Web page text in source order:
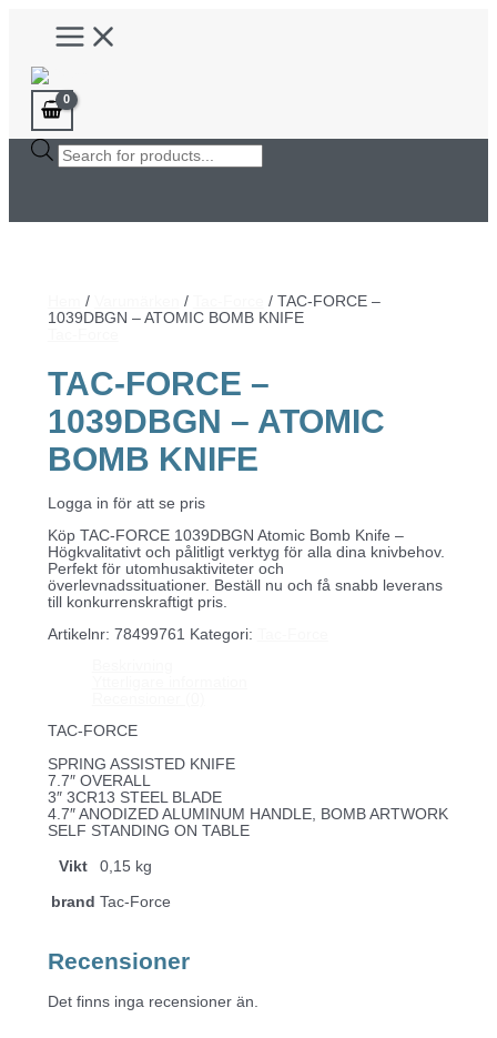
innehåll
Main
Menu
Products
search
/ /
/ TAC-FORCE –
1039DBGN – ATOMIC BOMB KNIFE
TAC-FORCE –
1039DBGN – ATOMIC
BOMB KNIFE
Logga in för att se pris
Köp TAC-FORCE 1039DBGN Atomic Bomb Knife –
Högkvalitativt och pålitligt verktyg för alla dina knivbehov.
Perfekt för utomhusaktiviteter och
överlevnadssituationer. Beställ nu och få snabb leverans
till konkurrenskraftigt pris.
Artikelnr: 78499761 Kategori:
TAC-FORCE
SPRING ASSISTED KNIFE
7.7″ OVERALL
3″ 3CR13 STEEL BLADE
4.7″ ANODIZED ALUMINUM HANDLE, BOMB ARTWORK
SELF STANDING ON TABLE
Vikt 0,15 kg
brand Tac-Force
Recensioner
Det finns inga recensioner än.